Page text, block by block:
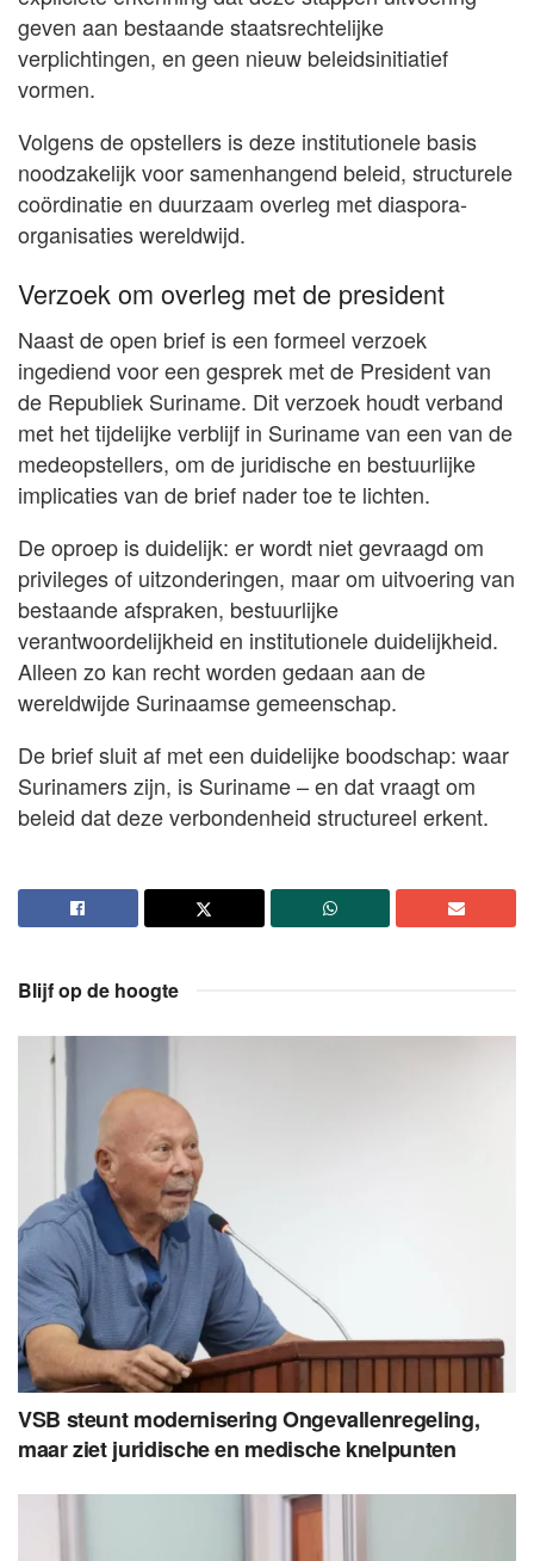
geven aan bestaande staatsrechtelijke
verplichtingen, en geen nieuw beleidsinitiatief
vormen.
Volgens de opstellers is deze institutionele basis
noodzakelijk voor samenhangend beleid, structurele
coördinatie en duurzaam overleg met diaspora-
organisaties wereldwijd.
Verzoek om overleg met de president
Naast de open brief is een formeel verzoek
ingediend voor een gesprek met de President van
de Republiek Suriname. Dit verzoek houdt verband
met het tijdelijke verblijf in Suriname van een van de
medeopstellers, om de juridische en bestuurlijke
implicaties van de brief nader toe te lichten.
De oproep is duidelijk: er wordt niet gevraagd om
privileges of uitzonderingen, maar om uitvoering van
bestaande afspraken, bestuurlijke
verantwoordelijkheid en institutionele duidelijkheid.
Alleen zo kan recht worden gedaan aan de
wereldwijde Surinaamse gemeenschap.
De brief sluit af met een duidelijke boodschap: waar
Surinamers zijn, is Suriname – en dat vraagt om
beleid dat deze verbondenheid structureel erkent.
Blijf op de hoogte
VSB steunt modernisering Ongevallenregeling,
maar ziet juridische en medische knelpunten